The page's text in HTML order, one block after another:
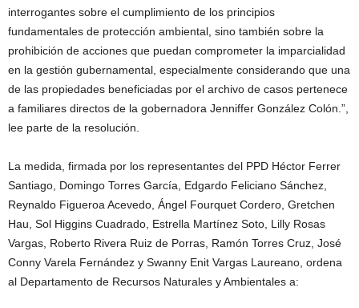
interrogantes sobre el cumplimiento de los principios
fundamentales de protección ambiental, sino también sobre la
prohibición de acciones que puedan comprometer la imparcialidad
en la gestión gubernamental, especialmente considerando que una
de las propiedades beneficiadas por el archivo de casos pertenece
a familiares directos de la gobernadora Jenniffer González Colón.”,
lee parte de la resolución.
La medida, firmada por los representantes del PPD Héctor Ferrer
Santiago, Domingo Torres García, Edgardo Feliciano Sánchez,
Reynaldo Figueroa Acevedo, Ángel Fourquet Cordero, Gretchen
Hau, Sol Higgins Cuadrado, Estrella Martínez Soto, Lilly Rosas
Vargas, Roberto Rivera Ruiz de Porras, Ramón Torres Cruz, José
Conny Varela Fernández y Swanny Enit Vargas Laureano, ordena
al Departamento de Recursos Naturales y Ambientales a: